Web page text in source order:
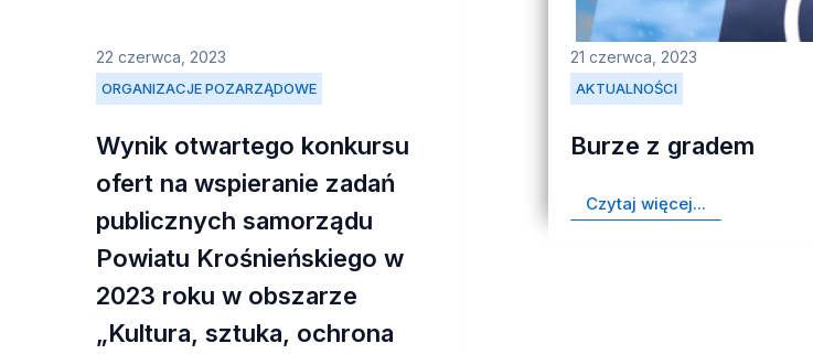
ORGANIZACJE POZARZĄDOWE
22 czerwca, 2023
Wynik otwartego konkursu
ofert na wspieranie zadań
publicznych samorządu
Powiatu Krośnieńskiego w
2023 roku w obszarze
„Kultura, sztuka, ochrona
AKTUALNOŚCI
21 czerwca, 2023
Burze z gradem
Czytaj więcej...